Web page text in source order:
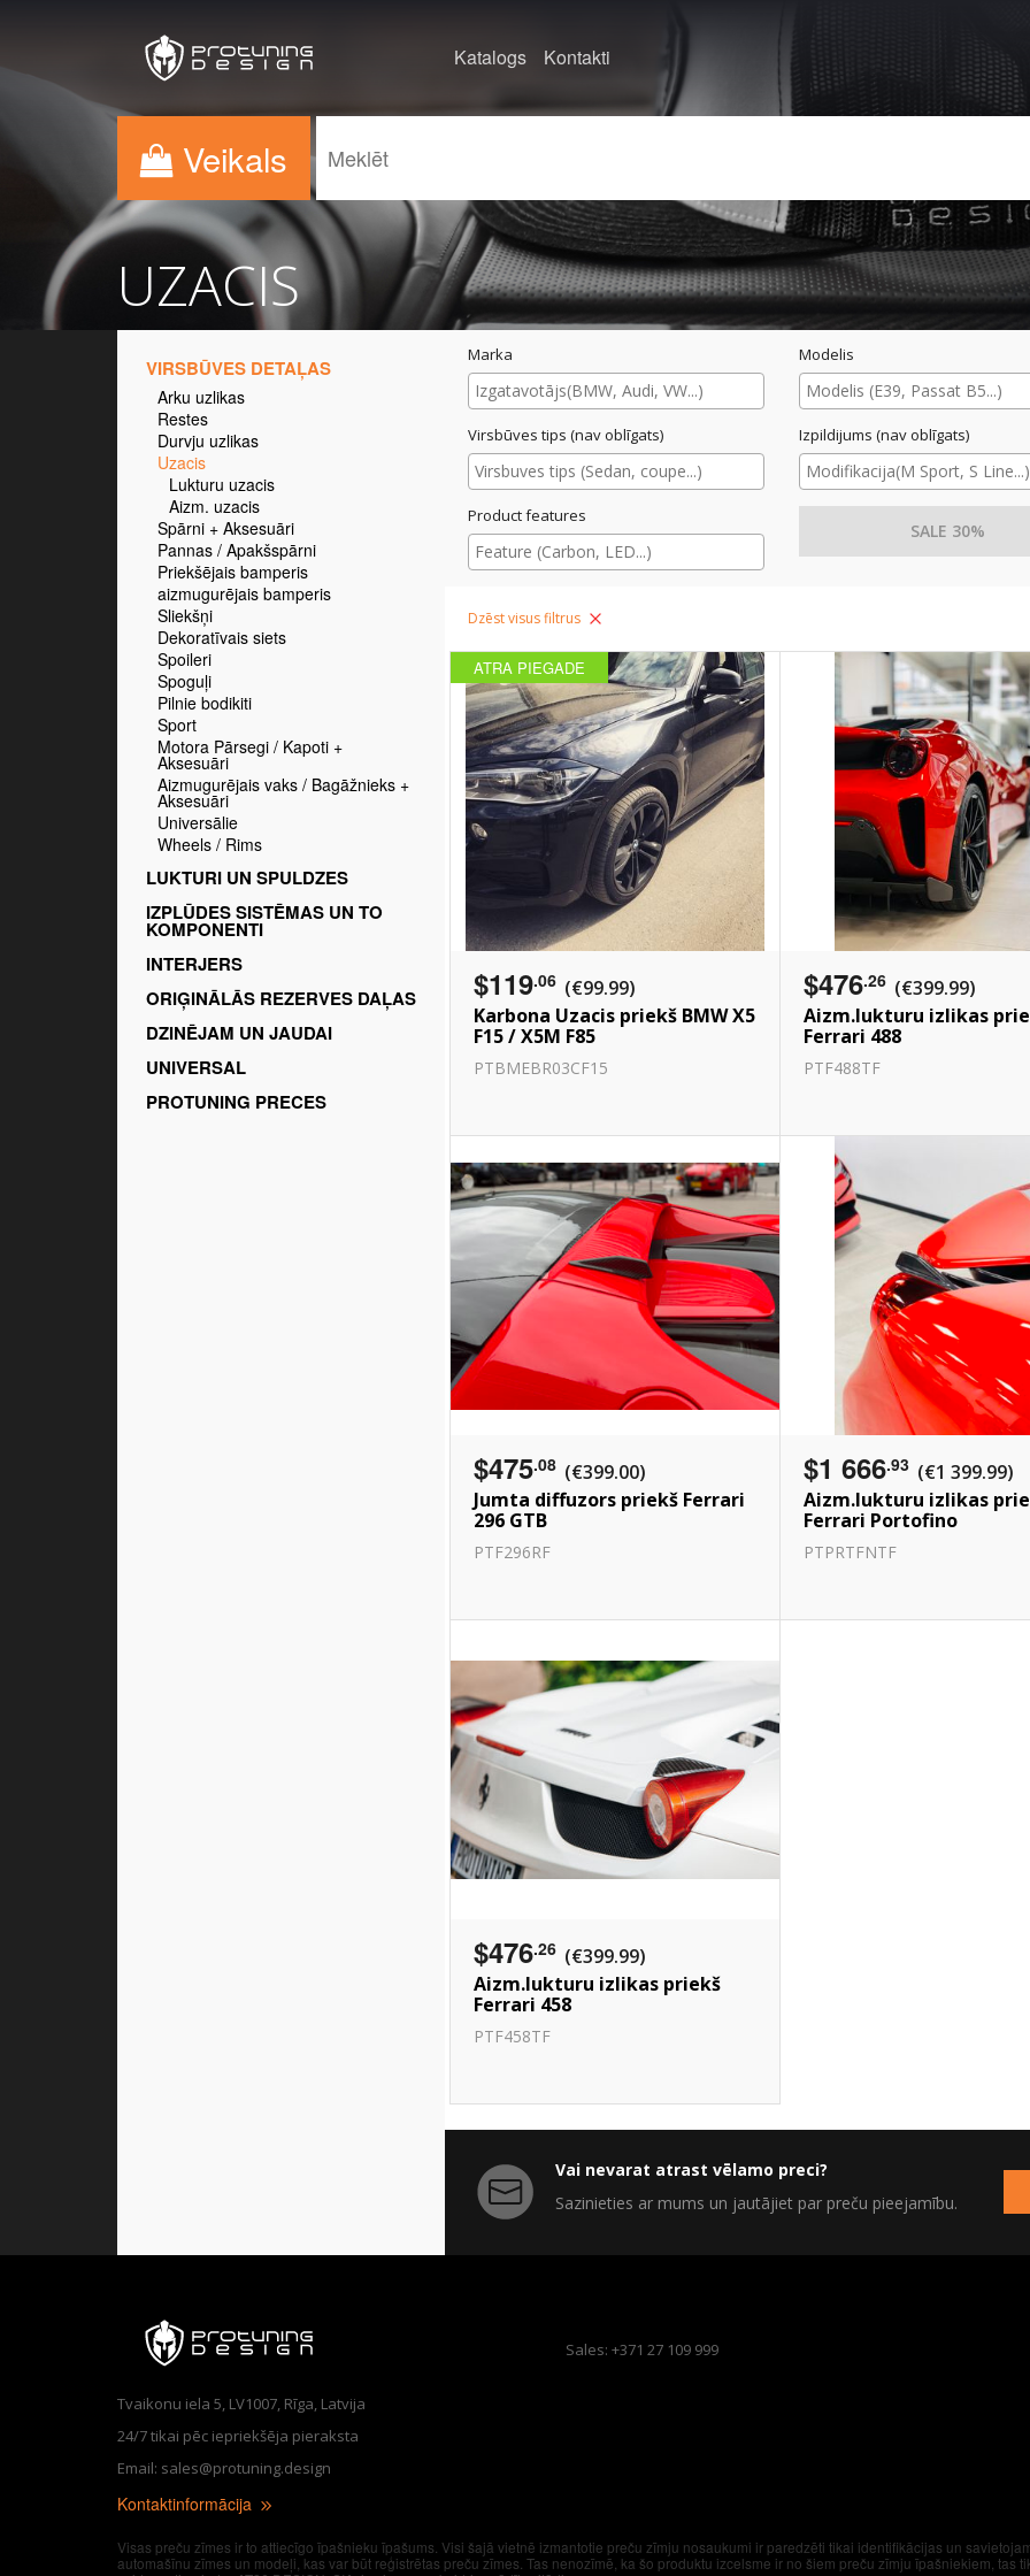
Katalogs Kontakti
Veikals
UZACIS
VIRSBŪVES DETAĻAS
Arku uzlikas
Restes
Durvju uzlikas
Uzacis
Lukturu uzacis
Aizm. uzacis
Spārni + Aksesuāri
Pannas / Apakšspārni
Priekšējais bamperis
aizmugurējais bamperis
Sliekšņi
Dekoratīvais siets
Spoileri
Spoguļi
Pilnie bodikiti
Sport
Motora Pārsegi / Kapoti +
Aksesuāri
Aizmugurējais vaks / Bagāžnieks +
Aksesuāri
Universālie
Wheels / Rims
LUKTURI UN SPULDZES
IZPLŪDES SISTĒMAS UN TO
KOMPONENTI
INTERJERS
ORIĢINĀLĀS REZERVES DAĻAS
DZINĒJAM UN JAUDAI
UNIVERSAL
PROTUNING PRECES
Marka Modelis
Virsbūves tips (nav oblīgats) Izpildijums (nav oblīgats)
Product features
SALE 30%
Dzēst visus filtrus
ATRA PIEGADE
$119.06 (€99.99)
Karbona Uzacis priekš BMW X5
F15 / X5M F85
PTBMEBR03CF15
$476.26 (€399.99)
Aizm.lukturu izlikas
Ferrari 488
PTF488TF
$475.08 (€399.00)
Jumta diffuzors priekš Ferrari
296 GTB
PTF296RF
$1 666.93 (€1 399.99)
Aizm.lukturu izlikas
Ferrari Portofino
PTPRTFNTF
$476.26 (€399.99)
Aizm.lukturu izlikas priekš
Ferrari 458
PTF458TF
Vai nevarat atrast vēlamo preci?
Sazinieties ar mums un jautājiet par preču pieejamību.
Tvaikonu iela 5, LV1007, Rīga, Latvija
24/7 tikai pēc iepriekšēja pieraksta
Email: sales@protuning.design
Kontaktinformācija
Sales: +371 27 109 999
Visas preču zīmes ir to attiecīgo īpašnieku īpašums. Visi šajā vietnē izmantotie preču zīmju nosaukumi ir paredzēti tikai identifikācijas un
automašīnu zīmes un modeļi, kas var būt reģistrētas preču zīmes. Tas nenozīmē, ka šo produktu izcelsme ir no šiem preču zīmju īpašniekiem, tas